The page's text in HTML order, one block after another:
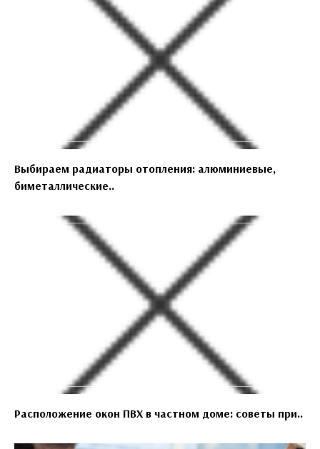
Выбираем радиаторы отопления: алюминиевые,
биметаллические..
Расположение окон ПВХ в частном доме: советы при..